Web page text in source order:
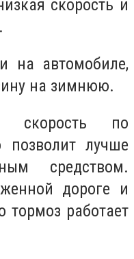
скорость и
на автомобиле,
на зимнюю.
скорость по
позволит лучше
средством.
дороге и
тормоз работает